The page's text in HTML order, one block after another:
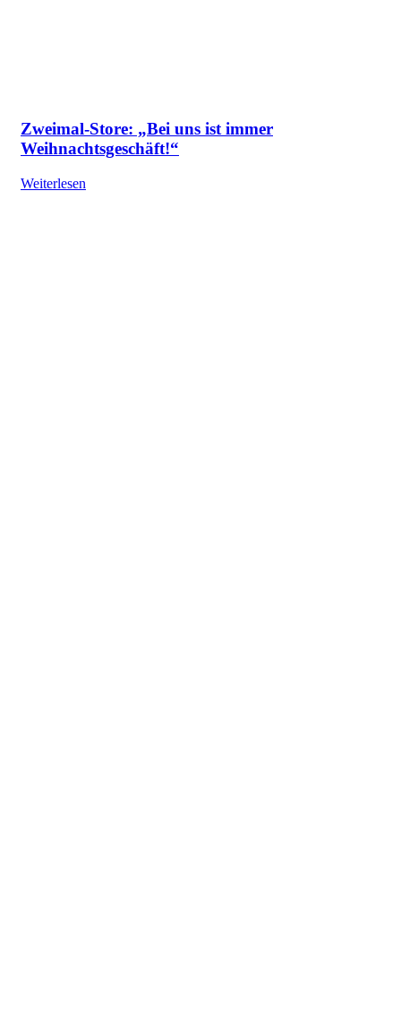
Zweimal-Store: „Bei uns ist immer
Weihnachtsgeschäft!“
Weiterlesen